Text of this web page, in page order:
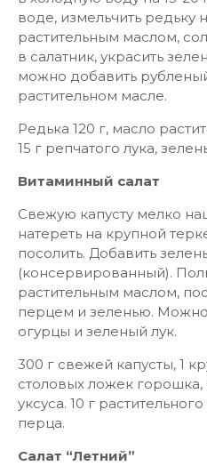
воде, измельчить редьку
растительным маслом,
в салатник, украсить
можно добавить
растительном масле.
Редька 120 г, масло
15 г репчатого лука,
Витаминный салат
Свежую капусту мелко
натереть на крупной
посолить. Добавить
(консервированный).
растительным маслом,
перцем и зеленью.
огурцы и зеленый лук.
300 г свежей капусты, 1
столовых ложек горошка,
уксуса. 10 г
перца.
Салат “Летний”